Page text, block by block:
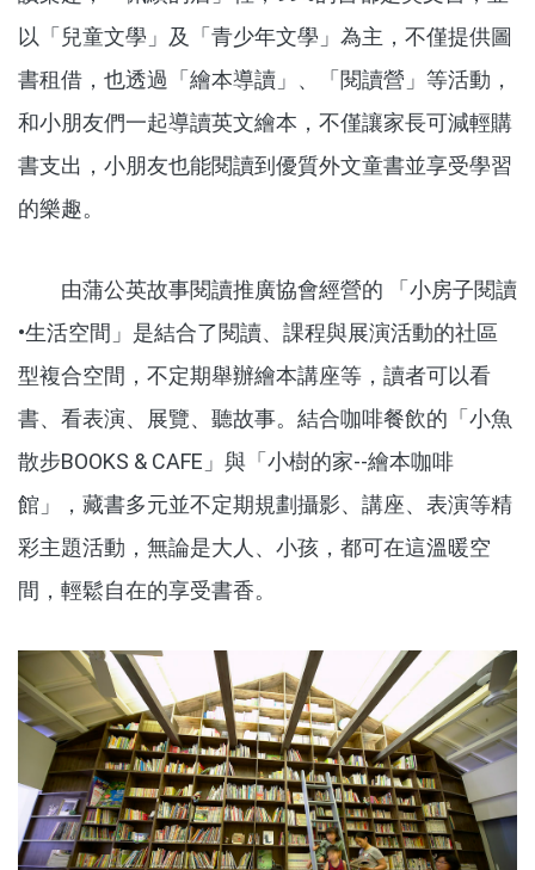
以「兒童文學」及「青少年文學」為主，不僅提供圖
書租借，也透過「繪本導讀」、「閱讀營」等活動，
和小朋友們一起導讀英文繪本，不僅讓家長可減輕購
書支出，小朋友也能閱讀到優質外文童書並享受學習
的樂趣。
由蒲公英故事閱讀推廣協會經營的 「小房子閱讀
•生活空間」是結合了閱讀、課程與展演活動的社區
型複合空間，不定期舉辦繪本講座等，讀者可以看
書、看表演、展覽、聽故事。結合咖啡餐飲的「小魚
散步BOOKS & CAFE」與「小樹的家--繪本咖啡
館」，藏書多元並不定期規劃攝影、講座、表演等精
彩主題活動，無論是大人、小孩，都可在這溫暖空
間，輕鬆自在的享受書香。